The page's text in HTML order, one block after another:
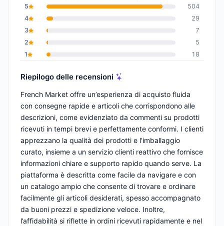
5
504
4
29
3
7
2
5
1
18
Riepilogo delle recensioni
French Market offre un’esperienza di acquisto fluida
con consegne rapide e articoli che corrispondono alle
descrizioni, come evidenziato da commenti su prodotti
ricevuti in tempi brevi e perfettamente conformi. I clienti
apprezzano la qualità dei prodotti e l’imballaggio
curato, insieme a un servizio clienti reattivo che fornisce
informazioni chiare e supporto rapido quando serve. La
piattaforma è descritta come facile da navigare e con
un catalogo ampio che consente di trovare e ordinare
facilmente gli articoli desiderati, spesso accompagnato
da buoni prezzi e spedizione veloce. Inoltre,
l’affidabilità si riflette in ordini ricevuti rapidamente e nel